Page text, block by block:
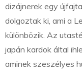
dizájnerek egy
dolgoztak ki, ami a
különbözik. Az
japán kardok által
aminek szeszélyes